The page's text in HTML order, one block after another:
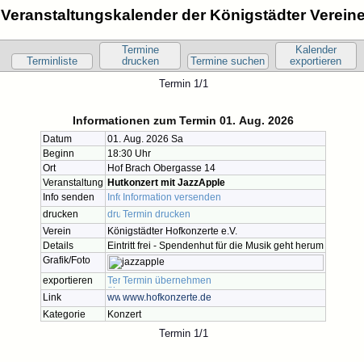
Veranstaltungskalender der Königstädter
Terminliste
Termine
drucken
Termine suchen
Kalender
exportieren
Termin 1/1
Informationen zum Termin 01. Aug. 2026
Datum
01. Aug. 2026 Sa
Beginn
18:30 Uhr
Ort
Hof Brach Obergasse 14
Veranstaltung Hutkonzert mit JazzApple
Info senden
Information versenden
drucken
Termin drucken
Verein
Königstädter Hofkonzerte e.V.
Details
Eintritt frei - Spendenhut für die Musik geht herum
Grafik/Foto
exportieren
Termin übernehmen
Link
www.hofkonzerte.de
Kategorie
Konzert
Termin 1/1